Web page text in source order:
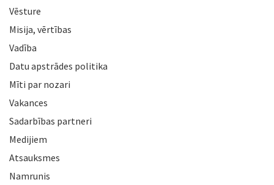
Vēsture
Misija, vērtības
Vadība
Datu apstrādes politika
Mīti par nozari
Vakances
Sadarbības partneri
Medijiem
Atsauksmes
Namrunis